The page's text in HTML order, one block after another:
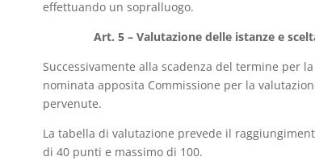
effettuando un sopralluogo.
Art. 5 – Valutazione delle istanze e
Successivamente alla scadenza del termine per
nominata apposita Commissione per la
pervenute.
La tabella di valutazione prevede il
di 40 punti e massimo di 100.